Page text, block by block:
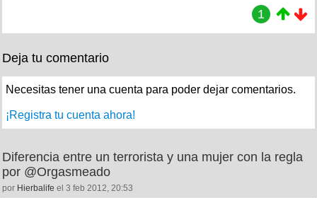
1
Deja tu comentario
Necesitas tener una cuenta para poder dejar comentarios.
¡Registra tu cuenta ahora!
Diferencia entre un terrorista y una mujer con la regla
por @Orgasmeado
por Hierbalife el 3 feb 2012, 20:53